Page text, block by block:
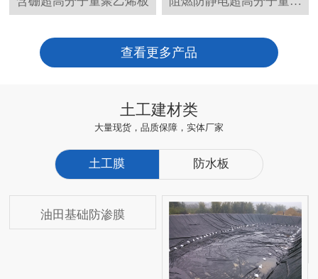
查看更多产品
土工建材类
大量现货，品质保障，实体厂家
土工膜 防水板
油田基础防渗膜